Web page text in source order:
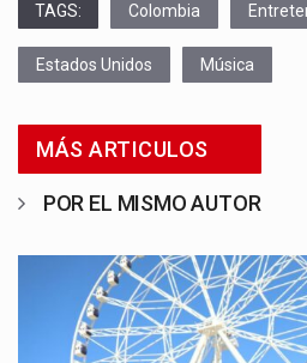
TAGS: Colombia
Estados Unidos Música
MÁS ARTICULOS
POR EL MISMO AUTOR